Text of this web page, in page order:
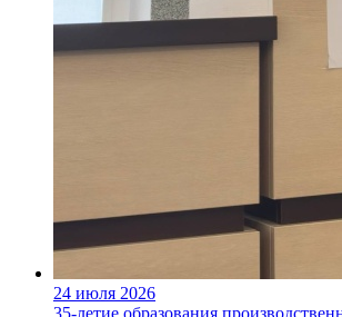
24 июля 2026
35-летие образования